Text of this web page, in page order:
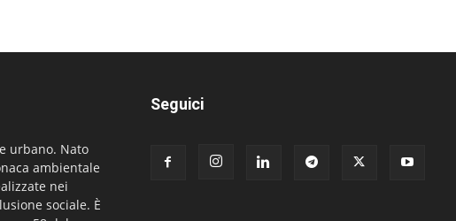
urbano. Nato
ambientale
nei
sociale. È
Seguici